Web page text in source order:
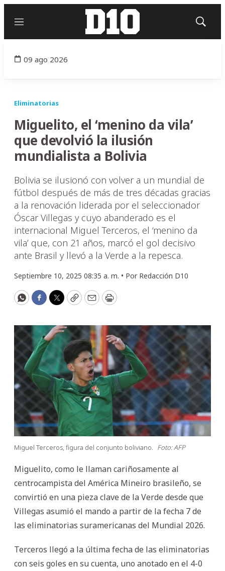
Menú
Mostrar
09 ago 2026
Eliminatorias
Miguelito, el ‘menino da vila’
que devolvió la ilusión
mundialista a Bolivia
Bolivia se ilusionó con volver a un mundial de
fútbol después de más de tres décadas gracias
a la renovación liderada por el seleccionador
Óscar Villegas y cuyo abanderado es el
internacional Miguel Terceros, el ‘menino da
vila’ que, con 21 años, marcó el gol decisivo
ante Brasil y llevó a la Verde a la repesca.
Septiembre 10, 2025 08:35 a. m. • Por Redacción D10
WhatsApp
Facebook
Twitter
CopyEmailPrint
Miguel Terceros, figura del conjunto boliviano. Foto: AFP
Miguelito, como le llaman cariñosamente al
centrocampista del América Mineiro brasileño, se
convirtió en una pieza clave de la Verde desde que
Villegas asumió el mando a partir de la fecha 7 de
las eliminatorias suramericanas del Mundial 2026.
Terceros llegó a la última fecha de las eliminatorias
con seis goles en su cuenta, uno anotado en el 4-0